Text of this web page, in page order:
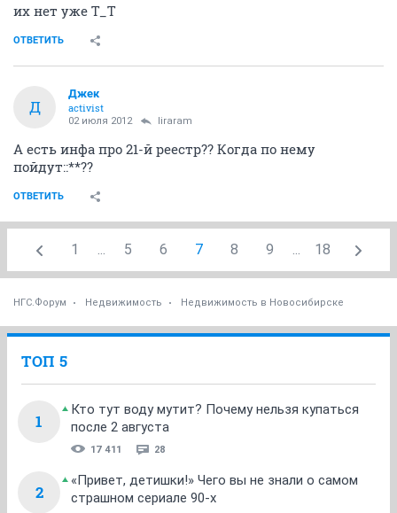
их нет уже Т_Т
ОТВЕТИТЬ
Д
Джек
activist
02 июля 2012 liraram
А есть инфа про 21-й реестр?? Когда по нему
пойдут::**??
ОТВЕТИТЬ
1 ... 5 6 7 8 9 ... 18
НГС.Форум Недвижимость Недвижимость в Новосибирске
ТОП 5
1
Кто тут воду мутит? Почему нельзя купаться
после 2 августа
17 411 28
2
«Привет, детишки!» Чего вы не знали о самом
страшном сериале 90-х